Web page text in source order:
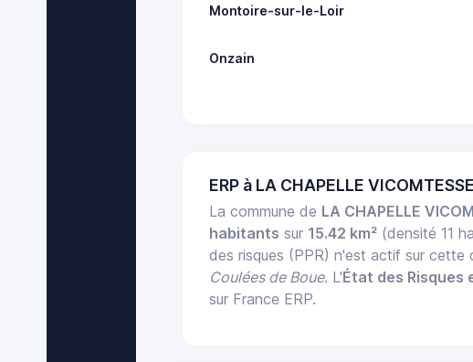
Montoire-sur-le-Loir
Onzain
ERP à LA CHAPELLE
La commune de LA CHAPELLE
habitants sur 15.42 km² (densité 11
des risques (PPR) n'est actif sur cette
Coulées de Boue. L'État des Risques
sur France ERP.